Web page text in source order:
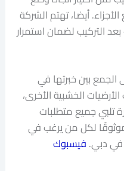
أيضا، تهتم الشركة
التركيب لضمان استمرار
الجمع بين خبرتها في
الخشبية الأخرى،
تلبي جميع متطلبات
موثوقًا لكل من يرغب في
في دبي. فيسبوك